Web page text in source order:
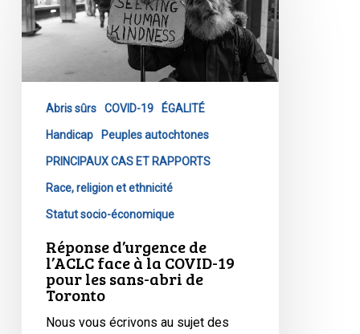
d’urgence
de
COVID-
sans-
Toronto
Abris sûrs COVID-19 ÉGALITÉ
Handicap Peuples autochtones
PRINCIPAUX CAS ET RAPPORTS
Race, religion et ethnicité
Statut socio-économique
Réponse d’urgence de
l’ACLC face à la COVID-19
pour les sans-abri de
Toronto
Nous vous écrivons au sujet des